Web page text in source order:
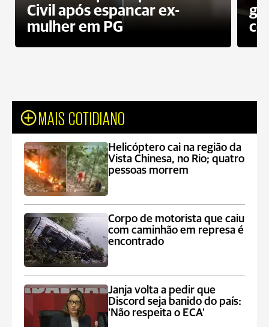
Civil após espancar ex-
mulher em PG
MAIS COTIDIANO
Helicóptero cai na região da
Vista Chinesa, no Rio; quatro
pessoas morrem
Corpo de motorista que caiu
com caminhão em represa é
encontrado
Janja volta a pedir que
Discord seja banido do país:
'Não respeita o ECA'